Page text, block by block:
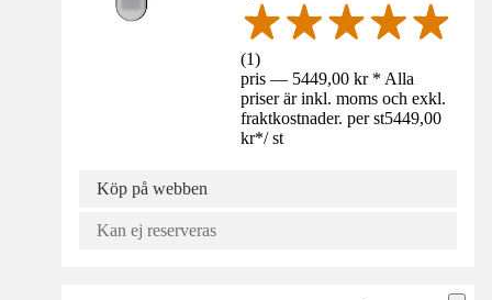
(1)
pris — 5449,00 kr * Alla
priser är inkl. moms och exkl.
fraktkostnader. per st5449,00
kr*/ st
Köp på webben
Kan ej reserveras